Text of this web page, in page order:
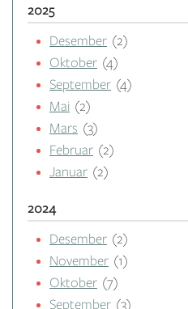
2025
Desember (2)
Oktober (4)
September (4)
Mai (2)
Mars (3)
Februar (2)
Januar (2)
2024
Desember (2)
November (1)
Oktober (7)
September (3)